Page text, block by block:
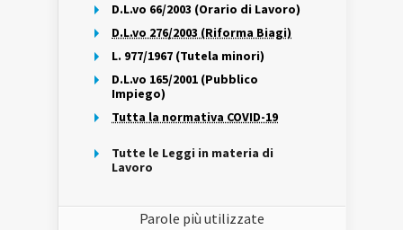
D.L.vo 66/2003 (Orario di Lavoro)
D.L.vo 276/2003 (Riforma Biagi)
L. 977/1967 (Tutela minori)
D.L.vo 165/2001 (Pubblico
Impiego)
Tutta la normativa COVID-19
Tutte le Leggi in materia di
Lavoro
Parole più utilizzate